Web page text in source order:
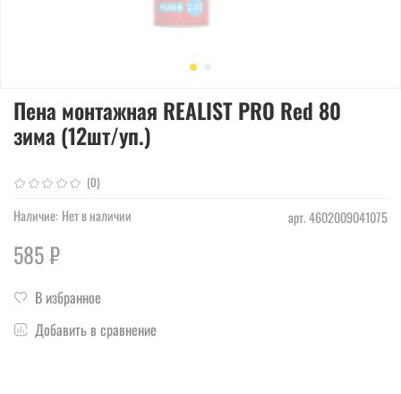
(0)
арт.4602009041075
Наличие: Нет в наличии
Пена монтажная REALIST PRO Red 80
зима (12шт/уп.)
585 ₽
В избранное
Добавить в сравнение